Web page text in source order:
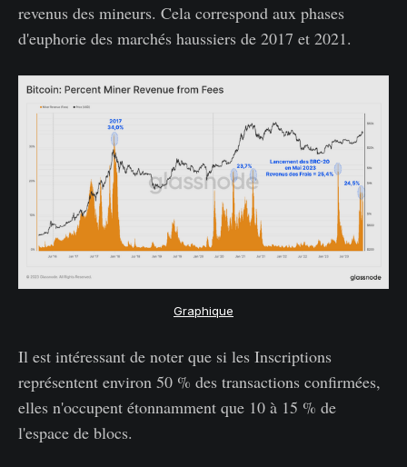
revenus des mineurs. Cela correspond aux phases
d'euphorie des marchés haussiers de 2017 et 2021.
Graphique
Il est intéressant de noter que si les Inscriptions
représentent environ 50 % des transactions confirmées,
elles n'occupent étonnamment que 10 à 15 % de
l'espace de blocs.